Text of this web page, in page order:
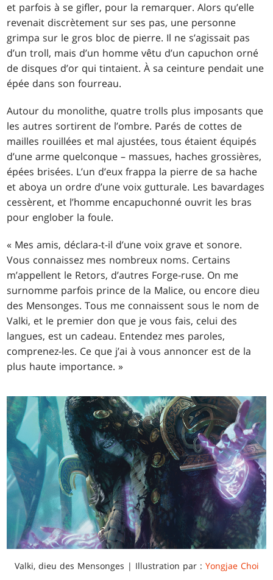
et parfois à se gifler, pour la remarquer. Alors qu’elle
revenait discrètement sur ses pas, une personne
grimpa sur le gros bloc de pierre. Il ne s’agissait pas
d’un troll, mais d’un homme vêtu d’un capuchon orné
de disques d’or qui tintaient. À sa ceinture pendait une
épée dans son fourreau.
Autour du monolithe, quatre trolls plus imposants que
les autres sortirent de l’ombre. Parés de cottes de
mailles rouillées et mal ajustées, tous étaient équipés
d’une arme quelconque – massues, haches grossières,
épées brisées. L’un d’eux frappa la pierre de sa hache
et aboya un ordre d’une voix gutturale. Les bavardages
cessèrent, et l’homme encapuchonné ouvrit les bras
pour englober la foule.
« Mes amis, déclara-t-il d’une voix grave et sonore.
Vous connaissez mes nombreux noms. Certains
m’appellent le Retors, d’autres Forge-ruse. On me
surnomme parfois prince de la Malice, ou encore dieu
des Mensonges. Tous me connaissent sous le nom de
Valki, et le premier don que je vous fais, celui des
langues, est un cadeau. Entendez mes paroles,
comprenez-les. Ce que j’ai à vous annoncer est de la
plus haute importance. »
Valki, dieu des Mensonges | Illustration par : Yongjae Choi